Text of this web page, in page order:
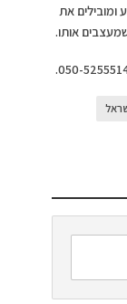
ומובילים את
אותו.